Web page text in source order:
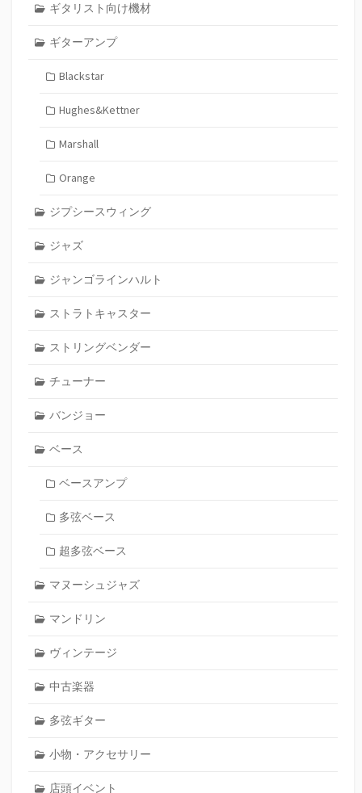
ギタリスト向け機材
ギターアンプ
Blackstar
Hughes&Kettner
Marshall
Orange
ジプシースウィング
ジャズ
ジャンゴラインハルト
ストラトキャスター
ストリングベンダー
チューナー
バンジョー
ベース
ベースアンプ
多弦ベース
超多弦ベース
マヌーシュジャズ
マンドリン
ヴィンテージ
中古楽器
多弦ギター
小物・アクセサリー
店頭イベント